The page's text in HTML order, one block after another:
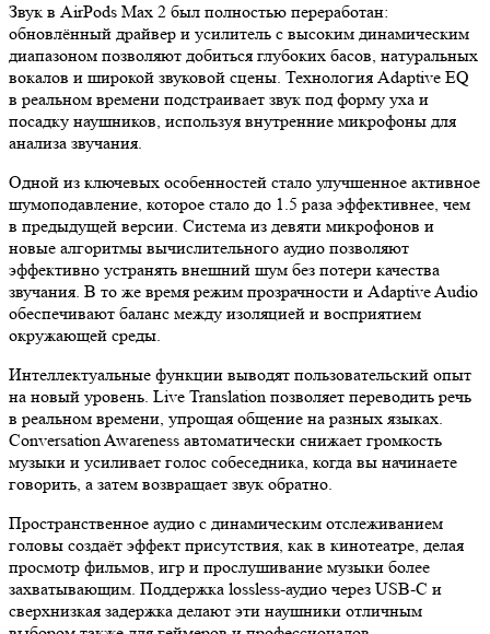
Звук в AirPods Max 2 был полностью переработан:
обновлённый драйвер и усилитель с высоким динамическим
диапазоном позволяют добиться глубоких басов, натуральных
вокалов и широкой звуковой сцены. Технология Adaptive EQ
в реальном времени подстраивает звук под форму уха и
посадку наушников, используя внутренние микрофоны для
анализа звучания.
Одной из ключевых особенностей стало улучшенное активное
шумоподавление, которое стало до 1.5 раза эффективнее, чем
в предыдущей версии. Система из девяти микрофонов и
новые алгоритмы вычислительного аудио позволяют
эффективно устранять внешний шум без потери качества
звучания. В то же время режим прозрачности и Adaptive Audio
обеспечивают баланс между изоляцией и восприятием
окружающей среды.
Интеллектуальные функции выводят пользовательский опыт
на новый уровень. Live Translation позволяет переводить речь
в реальном времени, упрощая общение на разных языках.
Conversation Awareness автоматически снижает громкость
музыки и усиливает голос собеседника, когда вы начинаете
говорить, а затем возвращает звук обратно.
Пространственное аудио с динамическим отслеживанием
головы создаёт эффект присутствия, как в кинотеатре, делая
просмотр фильмов, игр и прослушивание музыки более
захватывающим. Поддержка lossless-аудио через USB-C и
сверхнизкая задержка делают эти наушники отличным